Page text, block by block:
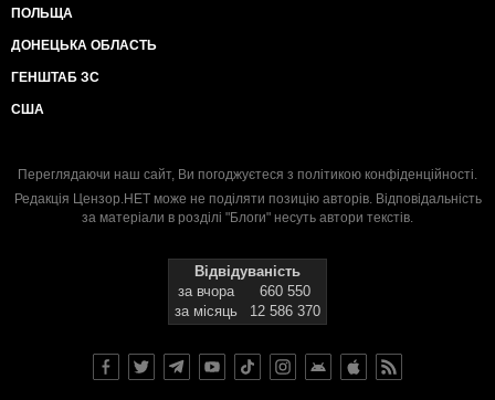
ПОЛЬЩА
ДОНЕЦЬКА ОБЛАСТЬ
ГЕНШТАБ ЗС
США
Переглядаючи наш сайт, Ви погоджуєтеся з політикою конфіденційності.
Редакція Цензор.НЕТ може не поділяти позицію авторів. Відповідальність
за матеріали в розділі "Блоги" несуть автори текстів.
Відвідуваність
за вчора
660 550
за місяць
12 586 370